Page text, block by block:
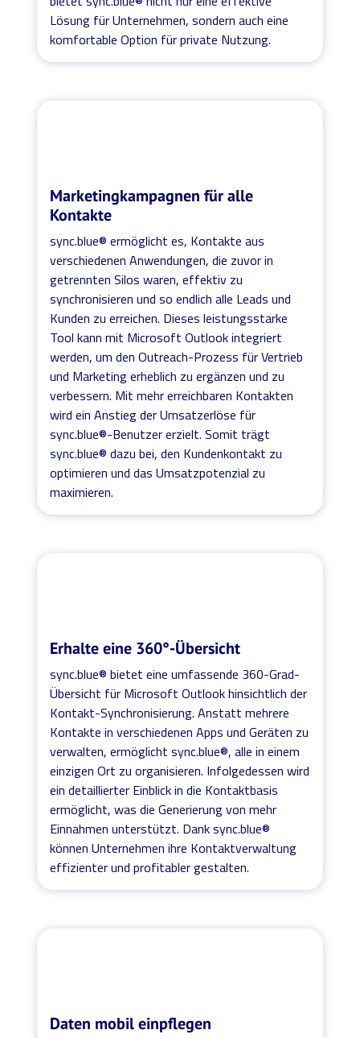
Lösung für Unternehmen, sondern auch eine
komfortable Option für private Nutzung.
Marketingkampagnen für alle
Kontakte
sync.blue® ermöglicht es, Kontakte aus
verschiedenen Anwendungen, die zuvor in
getrennten Silos waren, effektiv zu
synchronisieren und so endlich alle Leads und
Kunden zu erreichen. Dieses leistungsstarke
Tool kann mit Microsoft Outlook integriert
werden, um den Outreach-Prozess für Vertrieb
und Marketing erheblich zu ergänzen und zu
verbessern. Mit mehr erreichbaren Kontakten
wird ein Anstieg der Umsatzerlöse für
sync.blue®-Benutzer erzielt. Somit trägt
sync.blue® dazu bei, den Kundenkontakt zu
optimieren und das Umsatzpotenzial zu
maximieren.
Erhalte eine 360°-Übersicht
sync.blue® bietet eine umfassende 360-Grad-
Übersicht für Microsoft Outlook hinsichtlich der
Kontakt-Synchronisierung. Anstatt mehrere
Kontakte in verschiedenen Apps und Geräten zu
verwalten, ermöglicht sync.blue®, alle in einem
einzigen Ort zu organisieren. Infolgedessen wird
ein detaillierter Einblick in die Kontaktbasis
ermöglicht, was die Generierung von mehr
Einnahmen unterstützt. Dank sync.blue®
können Unternehmen ihre Kontaktverwaltung
effizienter und profitabler gestalten.
Daten mobil einpflegen